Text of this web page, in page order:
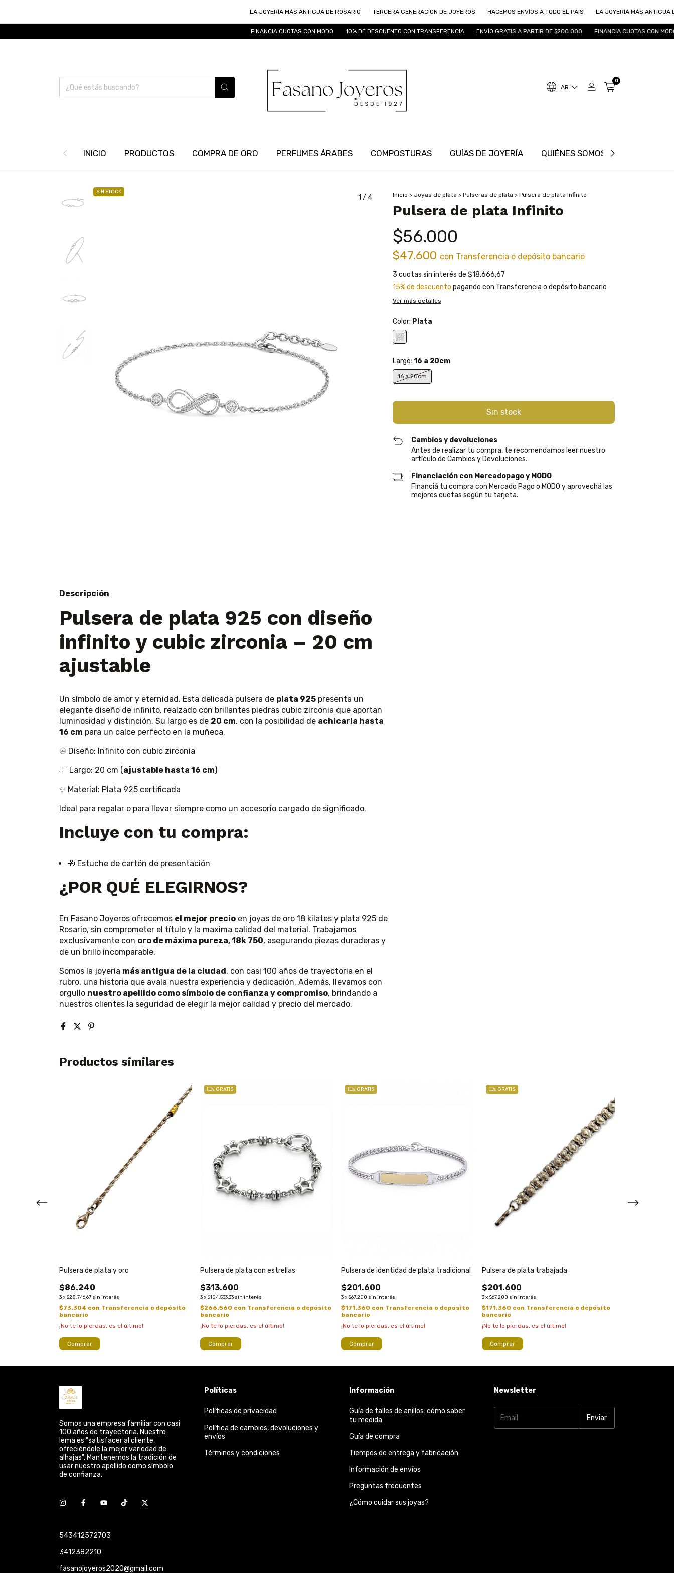
LA JOYERÍA MÁS ANTIGUA DE ROSARIO TERCERA GENERACIÓN DE JOYEROS HACEMOS ENVÍOS A TODO EL PAÍS LA JOYERÍA MÁS ANTIGUA DE
FINANCIA CUOTAS CON MODO 10% DE DESCUENTO CON TRANSFERENCIA ENVÍO GRATIS A PARTIR DE $200.000 FINANCIA CUOTAS CON MODO
AR
0
INICIO PRODUCTOS COMPRA DE ORO PERFUMES ÁRABES COMPOSTURAS GUÍAS DE JOYERÍA QUIÉNES SOMOS
SIN STOCK
1 / 4 Inicio > Joyas de plata > Pulseras de plata > Pulsera de plata Infinito
Pulsera de plata Infinito
$56.000
$47.600 con Transferencia o depósito bancario
3 cuotas sin interés de $18.666,67
15% de descuento pagando con Transferencia o depósito bancario
Ver más detalles
Color: Plata
Largo: 16 a 20cm
16 a 20cm
Cambios y devoluciones
Antes de realizar tu compra, te recomendamos leer nuestro
artículo de Cambios y Devoluciones.
Financiación con Mercadopago y MODO
Financiá tu compra con Mercado Pago o MODO y aprovechá las
mejores cuotas según tu tarjeta.
Descripción
Pulsera de plata 925 con diseño
infinito y cubic zirconia – 20 cm
ajustable
Un símbolo de amor y eternidad. Esta delicada pulsera de plata 925 presenta un
elegante diseño de infinito, realzado con brillantes piedras cubic zirconia que aportan
luminosidad y distinción. Su largo es de 20 cm, con la posibilidad de achicarla hasta
16 cm para un calce perfecto en la muñeca.
♾️ Diseño: Infinito con cubic zirconia
📏 Largo: 20 cm (ajustable hasta 16 cm)
✨ Material: Plata 925 certificada
Ideal para regalar o para llevar siempre como un accesorio cargado de significado.
Incluye con tu compra:
🎁 Estuche de cartón de presentación
¿POR QUÉ ELEGIRNOS?
En Fasano Joyeros ofrecemos el mejor precio en joyas de oro 18 kilates y plata 925 de
Rosario, sin comprometer el título y la maxima calidad del material. Trabajamos
exclusivamente con oro de máxima pureza, 18k 750, asegurando piezas duraderas y
de un brillo incomparable.
Somos la joyería más antigua de la ciudad, con casi 100 años de trayectoria en el
rubro, una historia que avala nuestra experiencia y dedicación. Además, llevamos con
orgullo nuestro apellido como símbolo de confianza y compromiso, brindando a
nuestros clientes la seguridad de elegir la mejor calidad y precio del mercado.
Productos similares
Pulsera de plata y oro
$86.240
3x $28.746,67 sin interés
$73.304 con Transferencia o depósito
bancario
¡No te lo pierdas, es el último!
Comprar
GRATIS
Pulsera de plata con estrellas
$313.600
3x $104.533,33 sin interés
$266.560 con Transferencia o depósito
bancario
¡No te lo pierdas, es el último!
Comprar
GRATIS
Pulsera de identidad de plata tradicional
$201.600
3x $67.200 sin interés
$171.360 con Transferencia o depósito
bancario
¡No te lo pierdas, es el último!
Comprar
GRATIS
Pulsera de plata trabajada
$201.600
3x $67.200 sin interés
$171.360 con Transferencia o depósito
bancario
¡No te lo pierdas, es el último!
Comprar
Somos una empresa familiar con casi
100 años de trayectoria. Nuestro
lema es "satisfacer al cliente,
ofreciéndole la mejor variedad de
alhajas". Mantenemos la tradición de
usar nuestro apellido como símbolo
de confianza.
543412572703
3412382210
fasanojoyeros2020@gmail.com
Políticas
Políticas de privacidad
Política de cambios, devoluciones y
envíos
Términos y condiciones
Información
Guía de talles de anillos: cómo saber
tu medida
Guía de compra
Tiempos de entrega y fabricación
Información de envíos
Preguntas frecuentes
¿Cómo cuidar sus joyas?
Newsletter